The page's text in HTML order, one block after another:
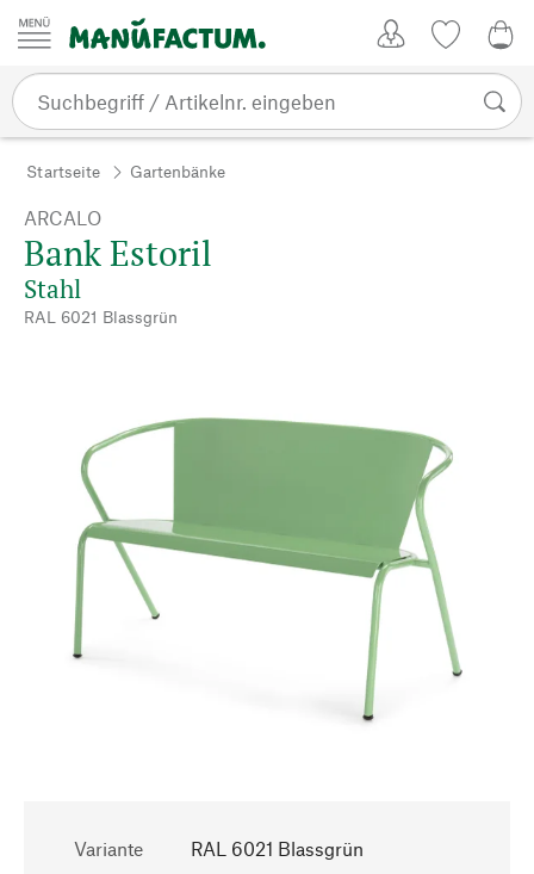
Zum Inhalt springen
Startseite Gartenbänke
ARCALO
Bank Estoril
Stahl
RAL 6021 Blassgrün
Variante RAL 6021 Blassgrün